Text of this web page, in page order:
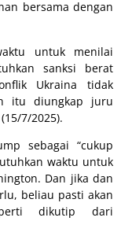
bersama dengan
untuk menilai
sanksi berat
Ukraina tidak
itu diungkap juru
7/2025).
sebagai “cukup
waktu untuk
Dan jika dan
beliau pasti akan
dikutip dari